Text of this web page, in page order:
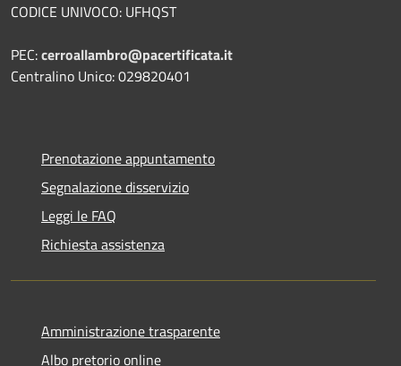
CODICE UNIVOCO: UFHQST
PEC:cerroallambro@pacertificata.it
Centralino Unico: 029820401
Prenotazione appuntamento
Segnalazione disservizio
Leggi le FAQ
Richiesta assistenza
Amministrazione trasparente
Albo pretorio online